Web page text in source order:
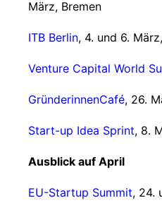
März, Bremen
ITB Berlin, 4. und 6.
Venture Capital World
GründerinnenCafé, 26.
Start-up Idea Sprint, 8.
Ausblick auf April
EU-Startup Summit, 24.